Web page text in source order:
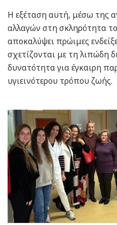
Η εξέταση αυτή, μέσω της
αλλαγών στη σκληρότητα
αποκαλύψει πρώιμες
σχετίζονται με τη λιπώδη
δυνατότητα για έγκαιρη
υγιεινότερου τρόπου ζωής.